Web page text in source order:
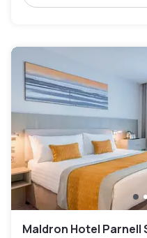
Maldron Hotel Parnell